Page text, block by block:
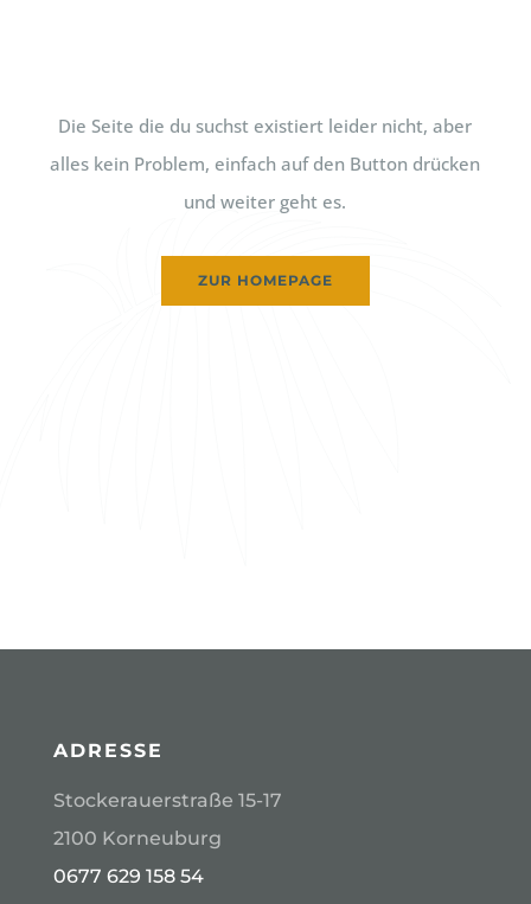
Die Seite die du suchst existiert leider nicht, aber
alles kein Problem, einfach auf den Button drücken
und weiter geht es.
ZUR HOMEPAGE
ADRESSE
Stockerauerstraße 15-17
2100 Korneuburg
0677 629 158 54